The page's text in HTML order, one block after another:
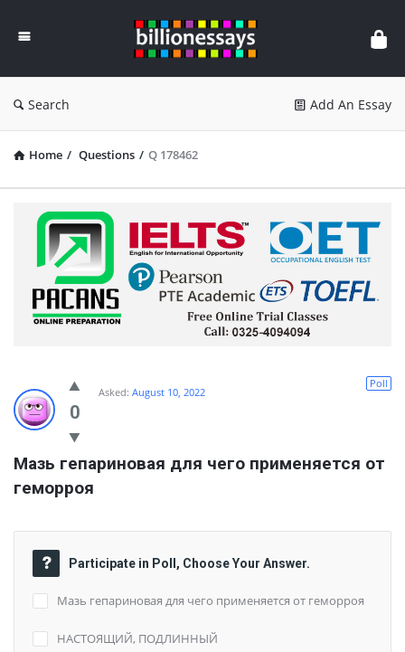
Essays
Search Add An Essay
Home / Questions / Q 178462
0
Poll
Asked: August 10, 2022
Мазь гепариновая для чего применяется от
геморроя
Participate in Poll, Choose Your Answer.
Мазь гепариновая для чего применяется от геморроя
НАСТОЯЩИЙ, ПОДЛИННЫЙ